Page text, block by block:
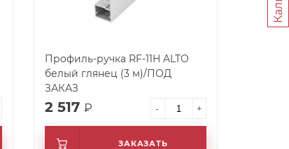
Профиль-ручка RF-11H ALTO
белый глянец (3 м)/ПОД
ЗАКАЗ
2 517 ₽ - +
ЗАКАЗАТЬ